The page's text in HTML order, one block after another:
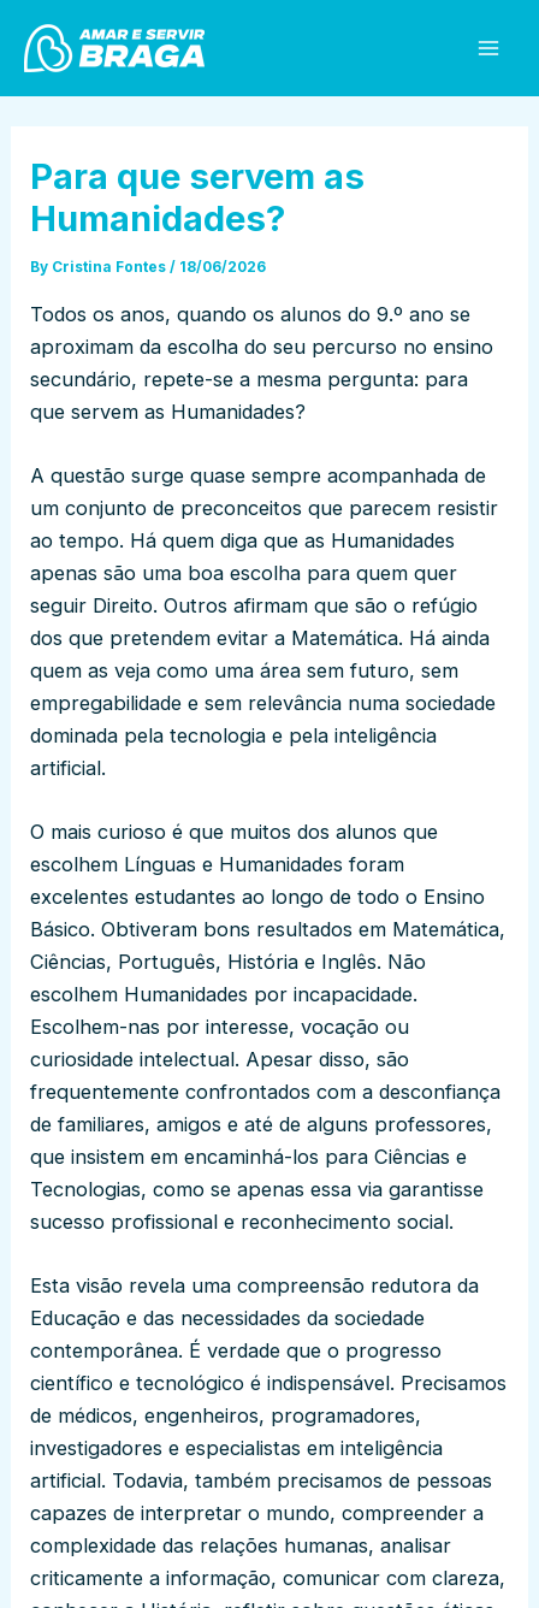
content
Para que servem as
Humanidades?
By Cristina Fontes/ 18/06/2026
Todos os anos, quando os alunos do 9.º ano se
aproximam da escolha do seu percurso no ensino
secundário, repete-se a mesma pergunta: para
que servem as Humanidades?
A questão surge quase sempre acompanhada de
um conjunto de preconceitos que parecem resistir
ao tempo. Há quem diga que as Humanidades
apenas são uma boa escolha para quem quer
seguir Direito. Outros afirmam que são o refúgio
dos que pretendem evitar a Matemática. Há ainda
quem as veja como uma área sem futuro, sem
empregabilidade e sem relevância numa sociedade
dominada pela tecnologia e pela inteligência
artificial.
O mais curioso é que muitos dos alunos que
escolhem Línguas e Humanidades foram
excelentes estudantes ao longo de todo o Ensino
Básico. Obtiveram bons resultados em Matemática,
Ciências, Português, História e Inglês. Não
escolhem Humanidades por incapacidade.
Escolhem-nas por interesse, vocação ou
curiosidade intelectual. Apesar disso, são
frequentemente confrontados com a desconfiança
de familiares, amigos e até de alguns professores,
que insistem em encaminhá-los para Ciências e
Tecnologias, como se apenas essa via garantisse
sucesso profissional e reconhecimento social.
Esta visão revela uma compreensão redutora da
Educação e das necessidades da sociedade
contemporânea. É verdade que o progresso
científico e tecnológico é indispensável. Precisamos
de médicos, engenheiros, programadores,
investigadores e especialistas em inteligência
artificial. Todavia, também precisamos de pessoas
capazes de interpretar o mundo, compreender a
complexidade das relações humanas, analisar
criticamente a informação, comunicar com clareza,
navigation